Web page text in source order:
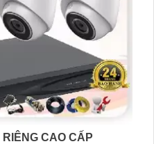
CAO CẤP